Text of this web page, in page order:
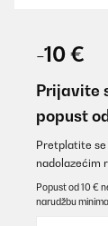
der
Amazon-
Prevedi
-10 €
Prijavite
popust
Pretplatite se
nadolazećim
Popust od 10 €
narudžbu